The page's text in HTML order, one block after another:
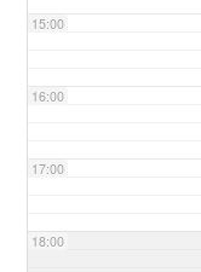
15:00
16:00
17:00
18:00